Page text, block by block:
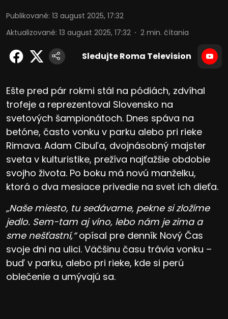
Publikované: 13 august 2025, 17:32
Aktualizované: 13 august 2025, 17:32 2 min. čítania
Sledujte Roma Television
Ešte pred pár rokmi stál na pódiách, zdvíhal
trofeje a reprezentoval Slovensko na
svetových šampionátoch. Dnes spáva na
betóne, často vonku v parku alebo pri rieke
Rimava. Adam Cibuľa, dvojnásobný majster
sveta v kulturistike, prežíva najťažšie obdobie
svojho života. Po boku má novú manželku,
ktorá o dva mesiace privedie na svet ich dieťa.
„Naše miesto, tu sedávame, pekne si zložíme
jedlo. Sem-tam aj víno, lebo nám je zima a
sme nešťastní,“opísal pre denník Nový Čas
svoje dni na ulici. Väčšinu času trávia vonku –
buď v parku, alebo pri rieke, kde si perú
oblečenie a umývajú sa.